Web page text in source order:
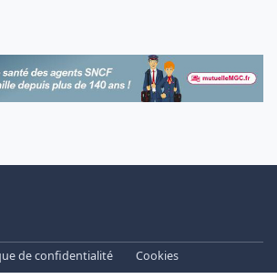
de confidentialité
Cookies